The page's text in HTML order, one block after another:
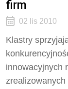
firm
02 lis 2010
Klastry
innowacyjnych